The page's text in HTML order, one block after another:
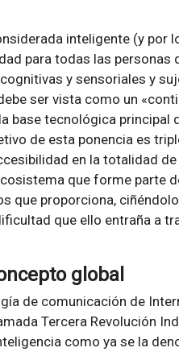
inteligente (y por
para todas las personas
y sensoriales y
ser vista como un
base tecnológica
de esta ponencia es
en la totalidad
que forme parte
que proporciona,
que ello entraña a
global
de comunicación de
Tercera Revolución
como ya se la